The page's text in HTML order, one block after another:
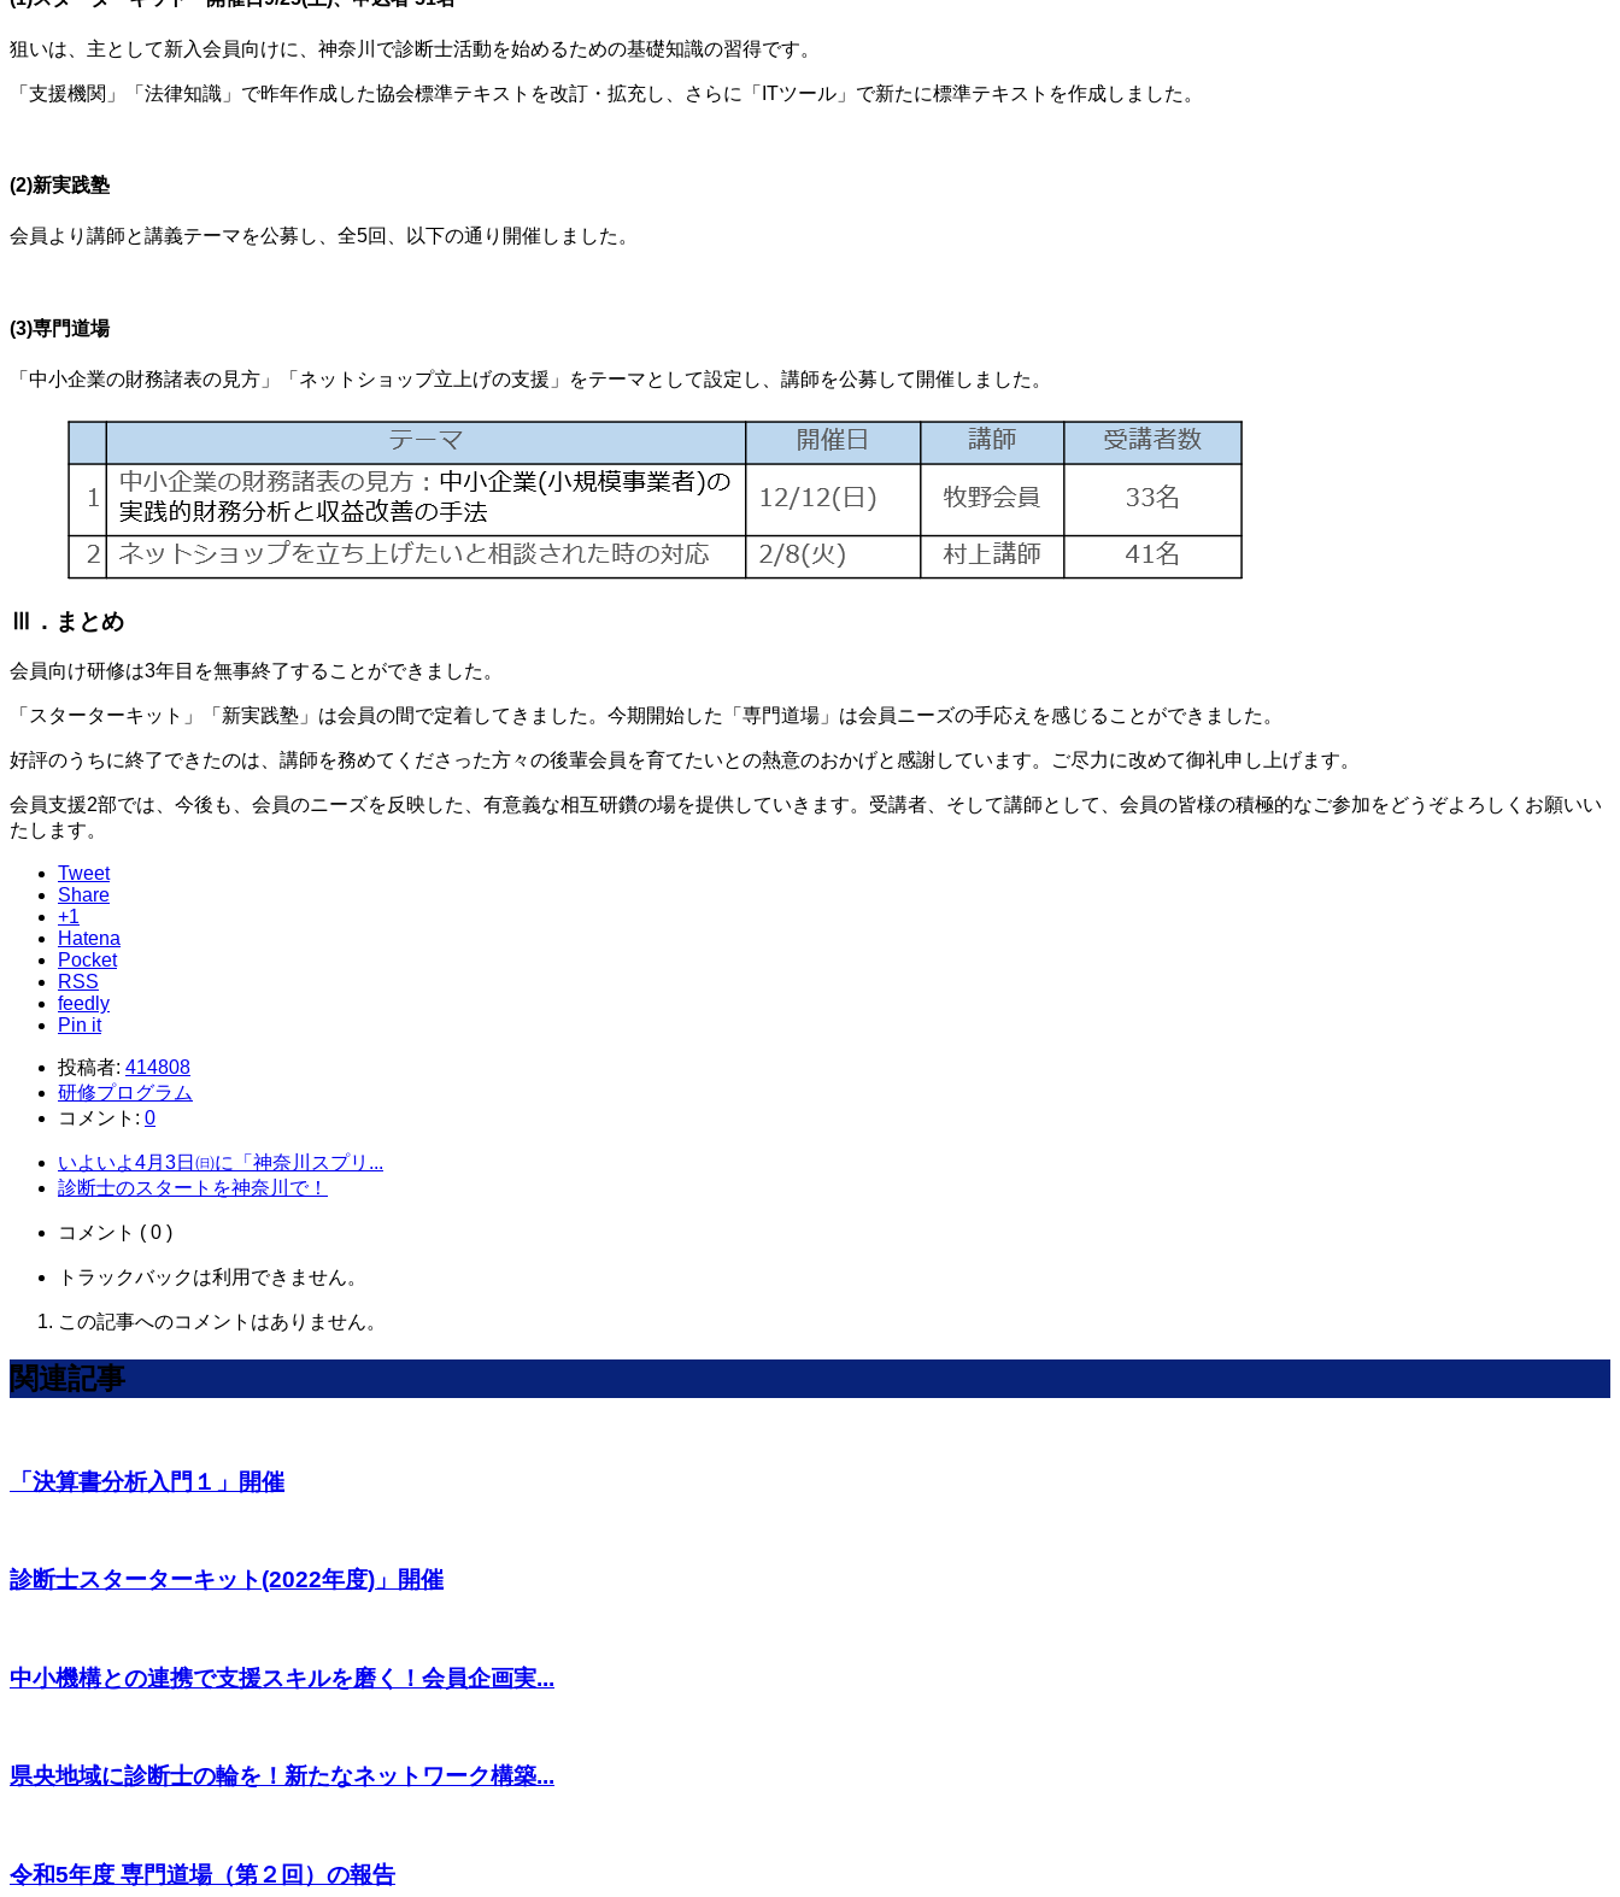
狙いは、主として新入会員向けに、神奈川で診断士活動を始めるための基礎知識の習得です。
「支援機関」「法律知識」で昨年作成した協会標準テキストを改訂・拡充し、さらに「ITツール」で新たに標準テキストを作成しました。
(2)新実践塾
会員より講師と講義テーマを公募し、全5回、以下の通り開催しました。
(3)専門道場
「中小企業の財務諸表の見方」「ネットショップ立上げの支援」をテーマとして設定し、講師を公募して開催しました。
Ⅲ．まとめ
会員向け研修は3年目を無事終了することができました。
「スターターキット」「新実践塾」は会員の間で定着してきました。今期開始した「専門道場」は会員ニーズの手応えを感じることができました。
好評のうちに終了できたのは、講師を務めてくださった方々の後輩会員を育てたいとの熱意のおかげと感謝しています。ご尽力に改めて御礼申し上げます。
会員支援2部では、今後も、会員のニーズを反映した、有意義な相互研鑽の場を提供していきます。受講者、そして講師として、会員の皆様の積極的なご参加をどうぞよろしくお願いい
たします。
Tweet
Share
+1
Hatena
Pocket
RSS
feedly
Pin it
投稿者: 414808
研修プログラム
コメント: 0
いよいよ4月3日㈰に「神奈川スプリ...
診断士のスタートを神奈川で！
コメント ( 0 )
トラックバックは利用できません。
この記事へのコメントはありません。
関連記事
「決算書分析入門１」開催
診断士スターターキット(2022年度)」開催
中小機構との連携で支援スキルを磨く！会員企画実...
県央地域に診断士の輪を！新たなネットワーク構築...
令和5年度 専門道場（第２回）の報告